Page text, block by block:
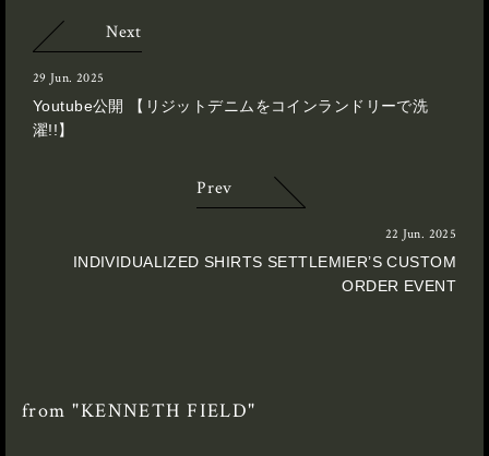
Next
29 Jun. 2025
Youtube公開 【リジットデニムをコインランドリーで洗
濯!!】
Prev
22 Jun. 2025
INDIVIDUALIZED SHIRTS SETTLEMIER’S CUSTOM
ORDER EVENT
from "KENNETH FIELD"